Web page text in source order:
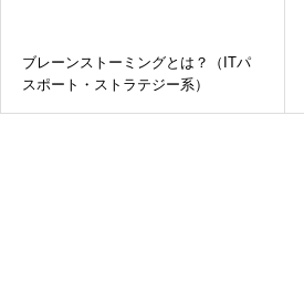
ブレーンストーミングとは？（ITパ
スポート・ストラテジー系）